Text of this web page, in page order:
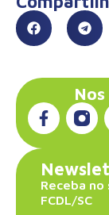
Receba
FCDL/SC